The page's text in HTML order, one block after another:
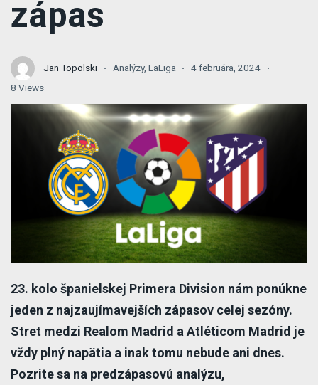
zápas
Jan Topolski Analýzy, LaLiga
4 februára, 2024
8 Views
23. kolo španielskej Primera Division nám ponúkne
jeden z najzaujímavejších zápasov celej sezóny.
Stret medzi Realom Madrid a Atléticom Madrid je
vždy plný napätia a inak tomu nebude ani dnes.
Pozrite sa na predzápasovú analýzu,